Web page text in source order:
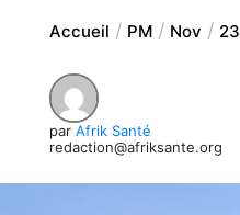
Accueil PM Nov 23
par Afrik Santé
redaction@afriksante.org